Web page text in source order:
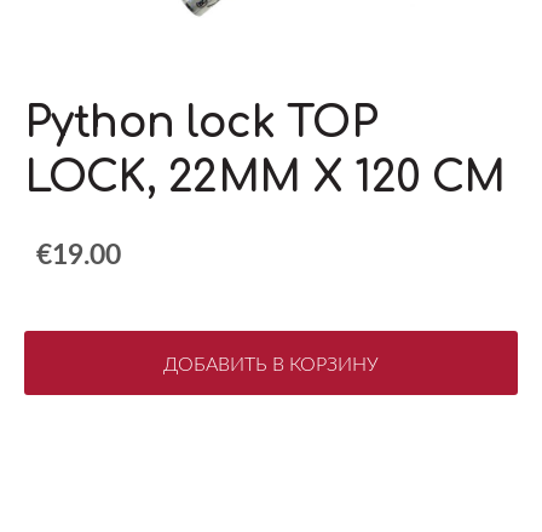
Python lock TOP
LOCK, 22MM X 120 CM
€19.00
ДОБАВИТЬ В КОРЗИНУ